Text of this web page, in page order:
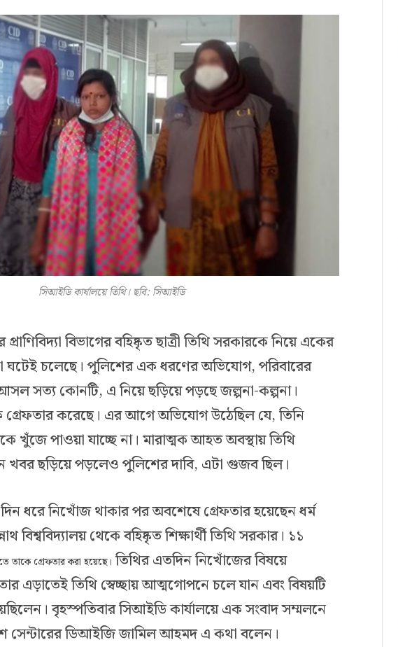
সিআইডি কার্যালয়ে তিথি। ছবি: সিআইডি
প্রাণিবিদ্যা বিভাগের বহিষ্কৃত ছাত্রী তিথি সরকারকে নিয়ে একের
চলেছে। পুলিশের এক ধরণের অভিযোগ, পরিবারের
সত্য কোনটি, এ নিয়ে ছড়িয়ে পড়ছে জল্পনা-কল্পনা।
গ্রেফতার করেছে। এর আগে অভিযোগ উঠেছিল যে, তিনি
খুঁজে পাওয়া যাচ্ছে না। মারাত্মক আহত অবস্থায় তিথি
খবর ছড়িয়ে পড়লেও পুলিশের দাবি, এটা গুজব ছিল।
ধরে নিখোঁজ থাকার পর অবশেষে গ্রেফতার হয়েছেন ধর্ম
বিশ্ববিদ্যালয় থেকে বহিষ্কৃত শিক্ষার্থী তিথি সরকার। ১১
তাকে গ্রেফতার করা হয়েছে। তিথির এতদিন নিখোঁজের বিষয়ে
এড়াতেই তিথি স্বেচ্ছায় আত্মগোপনে চলে যান এবং বিষয়টি
বৃহস্পতিবার সিআইডি কার্যালয়ে এক সংবাদ সম্মলনে
সেন্টারের ডিআইজি জামিল আহমদ এ কথা বলেন।